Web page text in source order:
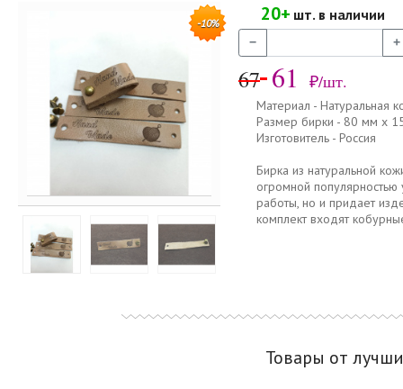
-10% 20+ шт. в наличии
− +
67 61 ₽/шт.
Материал - Натуральная
Размер бирки - 80 мм х
Изготовитель - Россия
Бирка из натуральной
огромной популярностью
работы, но и придает
комплект входят
Товары от